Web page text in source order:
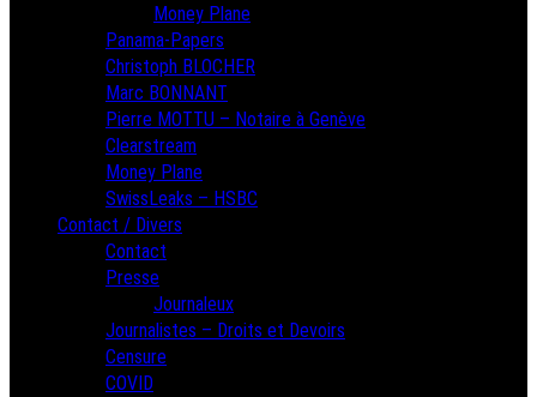
Money Plane
Panama-Papers
Christoph BLOCHER
Marc BONNANT
Pierre MOTTU – Notaire à Genève
Clearstream
Money Plane
SwissLeaks – HSBC
Contact / Divers
Contact
Presse
Journaleux
Journalistes – Droits et Devoirs
Censure
COVID